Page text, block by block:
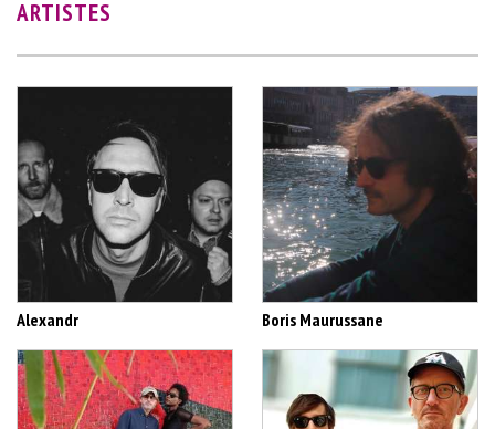
ARTISTES
Alexandr Boris Maurussane